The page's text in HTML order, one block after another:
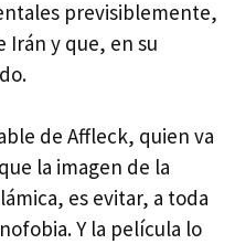
previsiblemente,
Irán y que, en su
de Affleck, quien va
la imagen de la
es evitar, a toda
Y la película lo